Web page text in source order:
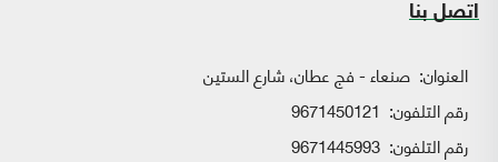
اتصل بنا
العنوان: صنعاء - فج عطان، شارع الستين
رقم التلفون: 9671450121
رقم التلفون: 9671445993